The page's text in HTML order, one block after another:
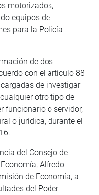
motorizados,
equipos de
para la Policía
de dos
con el artículo 88
de investigar
otro tipo de
funcionario o servidor,
o jurídica, durante el
del Consejo de
Alfredo
de Economía, a
del Poder